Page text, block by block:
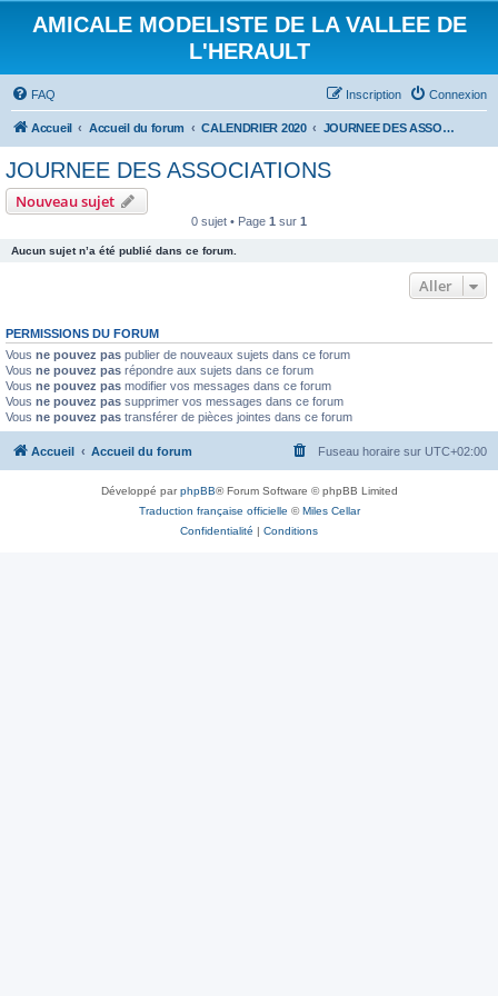
AMICALE MODELISTE DE LA VALLEE DE
L'HERAULT
FAQ Connexion
Inscription
Accueil Accueil du forum CALENDRIER 2020 JOURNEE DES ASSOCIATIONS
JOURNEE DES ASSOCIATIONS
Nouveau sujet
0 sujet • Page 1 sur 1
Aucun sujet n’a été publié dans ce forum.
Aller
PERMISSIONS DU FORUM
Vous ne pouvez pas publier de nouveaux sujets dans ce forum
Vous ne pouvez pas répondre aux sujets dans ce forum
Vous ne pouvez pas modifier vos messages dans ce forum
Vous ne pouvez pas supprimer vos messages dans ce forum
Vous ne pouvez pas transférer de pièces jointes dans ce forum
Accueil Accueil du forum Fuseau horaire sur UTC+02:00
Développé parphpBB® Forum Software © phpBB Limited
Traduction française officielle ©Miles Cellar
Confidentialité | Conditions